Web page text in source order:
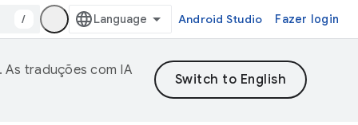
/ Android Studio Fazer login
traduções com IA